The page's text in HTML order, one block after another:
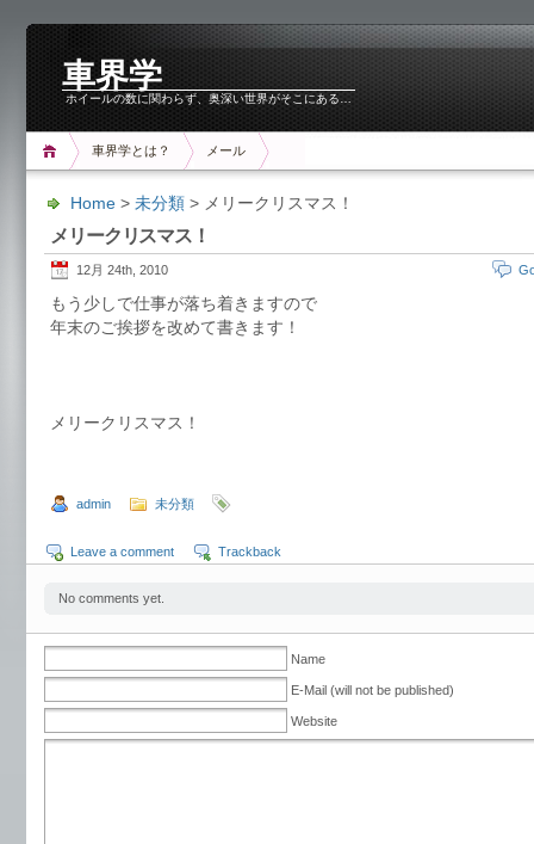
車界学
ホイールの数に関わらず、奥深い世界がそこにある…
車界学とは？ メール
Home > 未分類 > メリークリスマス！
メリークリスマス！
12月 24th, 2010
もう少しで仕事が落ち着きますので
年末のご挨拶を改めて書きます！
メリークリスマス！
admin 未分類
Leave a comment Trackback
No comments yet.
Name
E-Mail (will not be published)
Website